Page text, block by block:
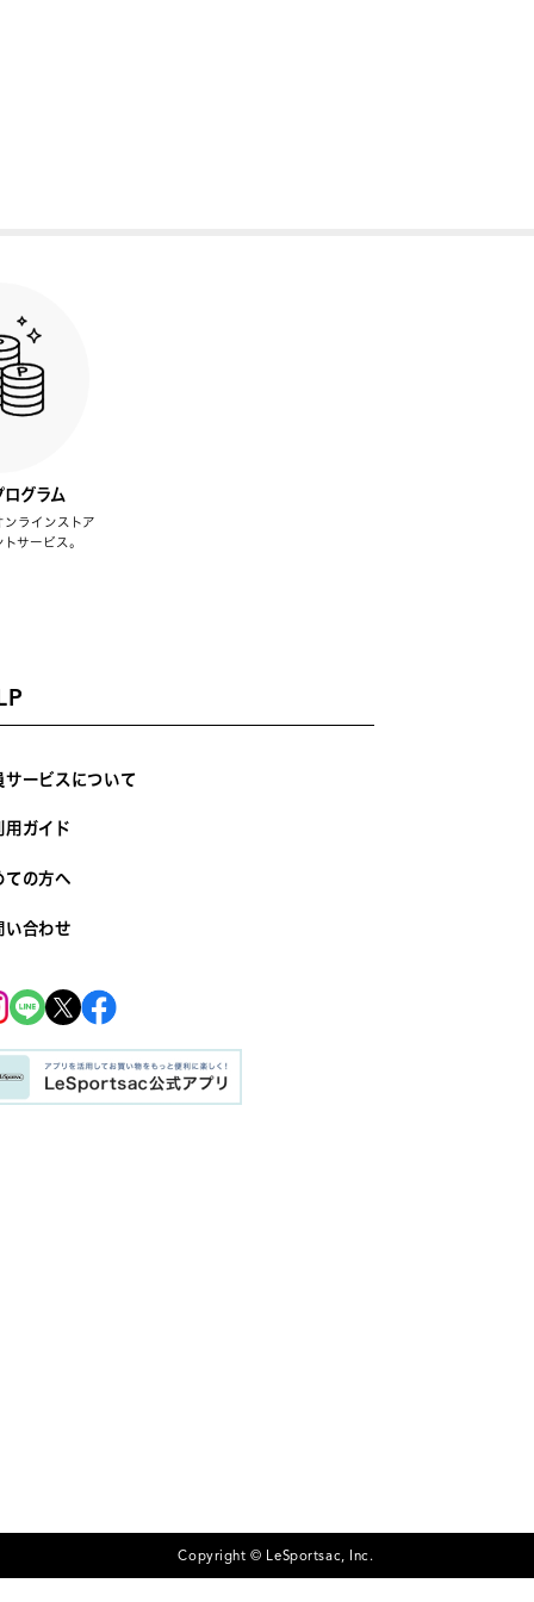
ログラム
ラインストア
サービス。
サービスについて
用ガイド
ての方へ
い合わせ
Copyright © LeSportsac, Inc.